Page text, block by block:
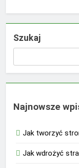
Szukaj
Najnowsze
Jak tworzyć
Jak wdrożyć